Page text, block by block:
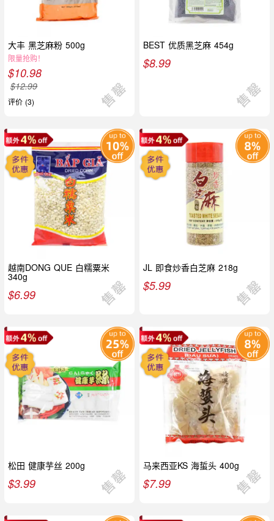
大丰 黑芝麻粉 500g
限量抢购！
$10.98
$12.99
评价 (3)
BEST 优质黑芝麻 454g
$8.99
越南DONG QUE 白糯粟米
340g
$6.99
JL 即食炒香白芝麻 218g
$5.99
松田 健康芋丝 200g
$3.99
马来西亚KS 海蜇头 400g
$7.99